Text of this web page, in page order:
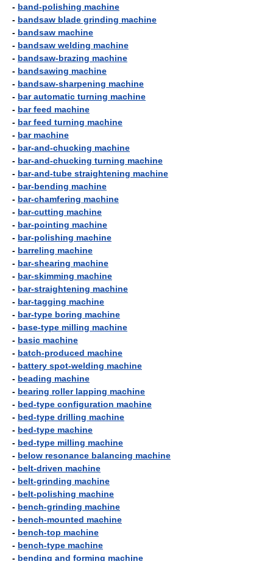
- band-polishing machine
- bandsaw blade grinding machine
- bandsaw machine
- bandsaw welding machine
- bandsaw-brazing machine
- bandsawing machine
- bandsaw-sharpening machine
- bar automatic turning machine
- bar feed machine
- bar feed turning machine
- bar machine
- bar-and-chucking machine
- bar-and-chucking turning machine
- bar-and-tube straightening machine
- bar-bending machine
- bar-chamfering machine
- bar-cutting machine
- bar-pointing machine
- bar-polishing machine
- barreling machine
- bar-shearing machine
- bar-skimming machine
- bar-straightening machine
- bar-tagging machine
- bar-type boring machine
- base-type milling machine
- basic machine
- batch-produced machine
- battery spot-welding machine
- beading machine
- bearing roller lapping machine
- bed-type configuration machine
- bed-type drilling machine
- bed-type machine
- bed-type milling machine
- below resonance balancing machine
- belt-driven machine
- belt-grinding machine
- belt-polishing machine
- bench-grinding machine
- bench-mounted machine
- bench-top machine
- bench-type machine
- bending and forming machine